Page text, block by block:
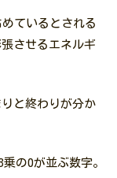
ているとされる
させるエネルギ
と終わりが分か
の0が並ぶ数字。